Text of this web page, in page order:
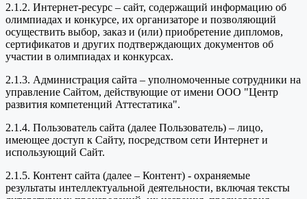
2.1.2. Интернет-ресурс – сайт, содержащий информацию об
олимпиадах и конкурсе, их организаторе и позволяющий
осуществить выбор, заказ и (или) приобретение дипломов,
сертификатов и других подтверждающих документов об
участии в олимпиадах и конкурсах.
2.1.3. Администрация сайта – уполномоченные сотрудники на
управление Сайтом, действующие от имени ООО "Центр
развития компетенций Аттестатика".
2.1.4. Пользователь сайта (далее Пользователь) – лицо,
имеющее доступ к Сайту, посредством сети Интернет и
использующий Сайт.
2.1.5. Контент сайта (далее – Контент) - охраняемые
результаты интеллектуальной деятельности, включая тексты